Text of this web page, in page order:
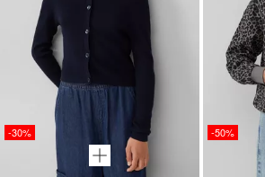
-30% -50%